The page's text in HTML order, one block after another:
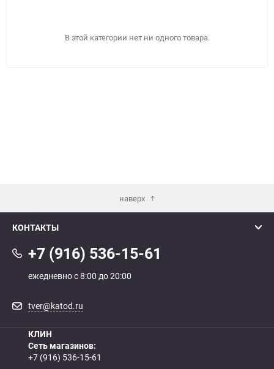
Как определить полярность?
0 - обратная
В этой категории нет ни одного товара.
наверх
КОНТАКТЫ
+7 (916) 536-15-61
ежедневно с 8:00 до 20:00
tver@katod.ru
КЛИН
Сеть магазинов:
+7 (916) 536-15-61